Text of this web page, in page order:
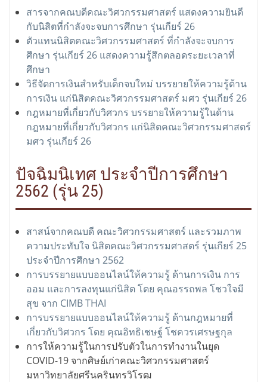
สารจากคณบดีคณะวิศวกรรมศาสตร์ แสดงความยินดี
กับนิสิตที่กำลังจะจบการศึกษา รุ่นเกียร์ 26
ตัวแทนนิสิตคณะวิศวกรรมศาสตร์ ที่กำลังจะจบการ
ศึกษา รุ่นเกียร์ 26 แสดงความรู้สึกตลอดระยะเวลาที่
ศึกษา
วิธีจัดการเงินสำหรับเด็กจบใหม่ บรรยายให้ความรู้ด้าน
การเงิน แก่นิสิตคณะวิศวกรรมศาสตร์ มศว รุ่นเกียร์ 26
กฎหมายที่เกี่ยวกับวิศวกร บรรยายให้ความรู้ในด้าน
กฎหมายที่เกี่ยวกับวิศวกร แก่นิสิตคณะวิศวกรรมศาสตร์
มศว รุ่นเกียร์ 26
ปัจฉิมนิเทศ ประจำปีการศึกษา
2562 (รุ่น 25)
สาสน์จากคณบดี คณะวิศวกรรมศาสตร์ และรวมภาพ
ความประทับใจ นิสิตคณะวิศวกรรมศาสตร์ รุ่นเกียร์ 25
ประจำปีการศึกษา 2562
การบรรยายแบบออนไลน์ให้ความรู้ ด้านการเงิน การ
ออม และการลงทุนแก่นิสิต โดย คุณอรรถพล โชวใจมี
สุข จาก CIMB THAI
การบรรยายแบบออนไลน์ให้ความรู้ ด้านกฎหมายที่
เกี่ยวกับวิศวกร โดย คุณอิทธิเชษฐ์ โชควรเศรษฐกุล
การให้ความรู้ในการปรับตัวในการทำงานในยุด
COVID-19 จากศิษย์เก่าคณะวิศวกรรมศาสตร์
มหาวิทยาลัยศรีนครินทรวิโรฒ